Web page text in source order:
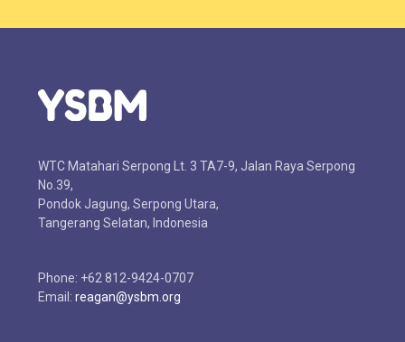
WTC Matahari Serpong Lt. 3 TA7-9, Jalan Raya Serpong
No.39,
Pondok Jagung, Serpong Utara,
Tangerang Selatan, Indonesia
Phone: +62 812-9424-0707
Email:reagan@ysbm.org